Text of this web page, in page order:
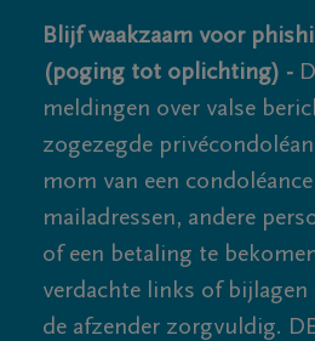
Blijf waakzaam voor
(poging tot oplichting) -
meldingen over valse
zogezegde
mom van een
mailadressen, andere
of een betaling te
verdachte links of bijlagen
de afzender zorgvuldig.